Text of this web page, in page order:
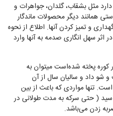
مثل بشقاب، گلدان، جواهرات و
همانند دیگر محصولات ماندگار
و تمیز کردن آنها. اطلاع از نحوه
اثر سهل انگاری صدمه به آنها وارد
کوره پخته شده‌است میتوان به
شو داد و سالیان سال از آن
تنها مواردی که باعث از بین
( حتی سرکه به مدت طولانی در
زدن می‌باشد.